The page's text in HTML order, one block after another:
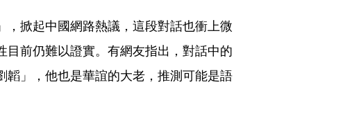
掀起中國網路熱議，這段對話也衝上微
前仍難以證實。有網友指出，對話中的
」，他也是華誼的大老，推測可能是語